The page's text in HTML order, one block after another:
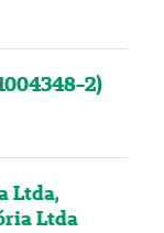
2)
Ltda,
Ltda